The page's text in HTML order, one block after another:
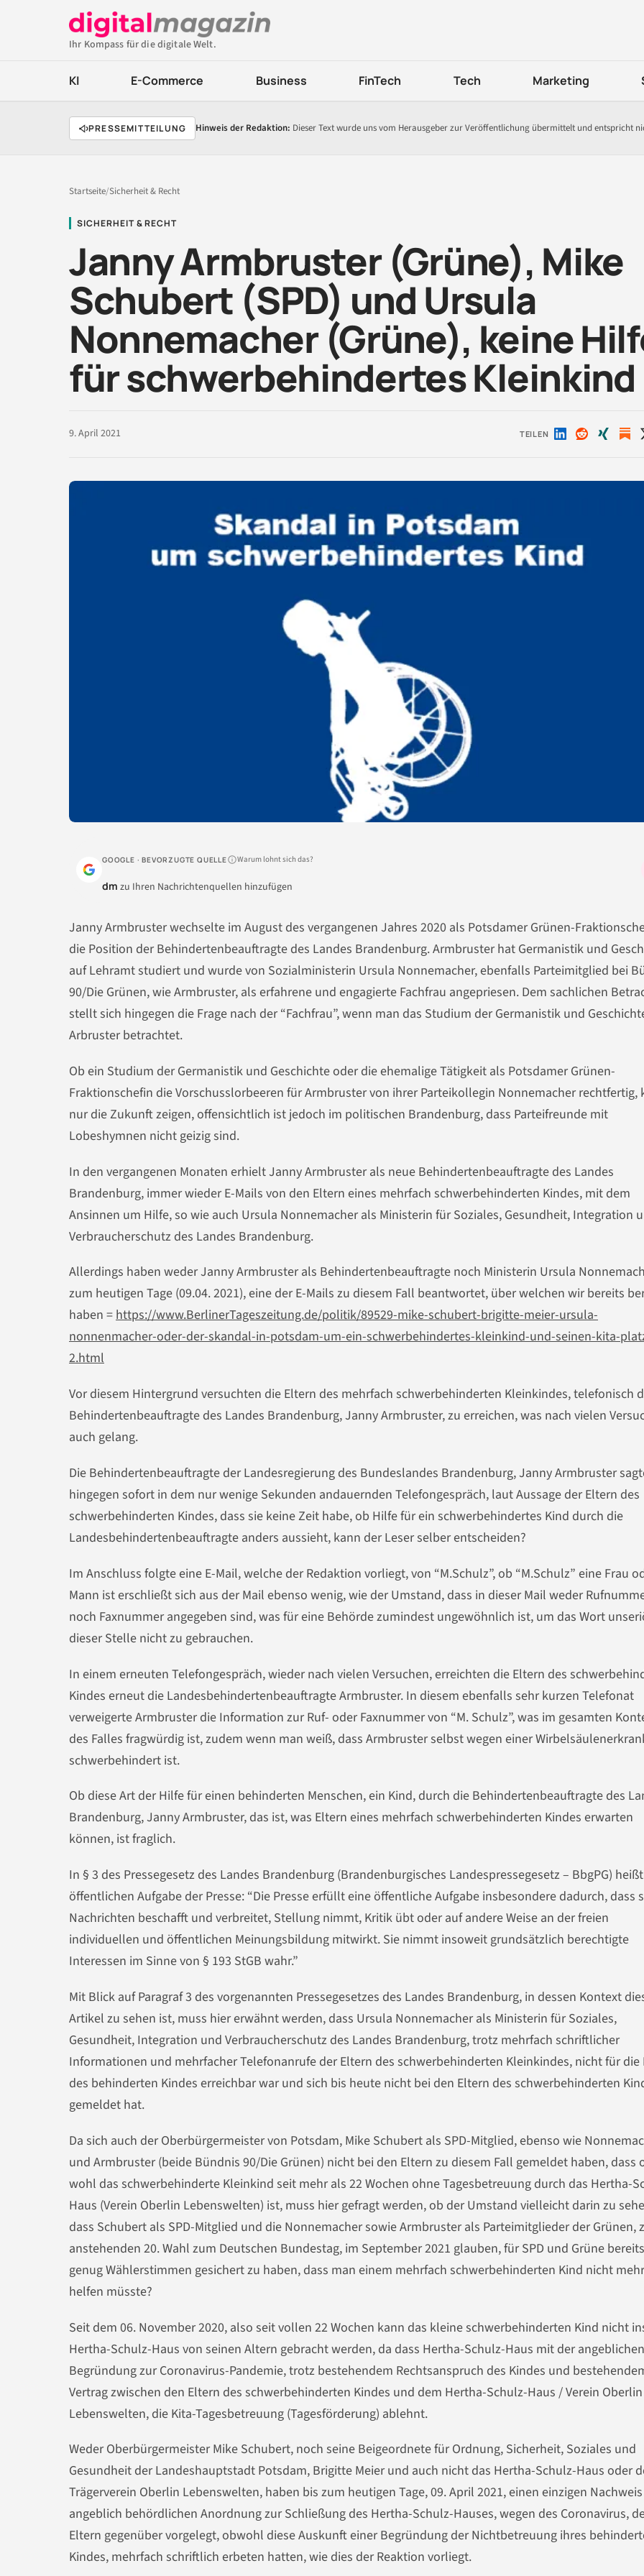
Ihr Kompass für die digitale Welt.
KI E-Commerce Business FinTech Tech Marketing
PRESSEMITTEILUNG Hinweis der Redaktion: Dieser Text wurde uns vom Herausgeber zur Veröffentlichung übermittelt und entspricht
Startseite/Sicherheit & Recht
SICHERHEIT & RECHT
Janny Armbruster (Grüne), Mike
Schubert (SPD) und Ursula
Nonnemacher (Grüne), keine
für schwerbehindertes Kleinkind
9. April 2021 TEILEN Auf Auf Auf
GOOGLE · BEVORZUGTE QUELLE Warum lohnt sich das?
dm zu Ihren Nachrichtenquellen hinzufügen
Janny Armbruster wechselte im August des vergangenen Jahres 2020 als Potsdamer Grünen-
die Position der Behindertenbeauftragte des Landes Brandenburg. Armbruster hat Germanistik und
auf Lehramt studiert und wurde von Sozialministerin Ursula Nonnemacher, ebenfalls Parteimitglied bei
90/Die Grünen, wie Armbruster, als erfahrene und engagierte Fachfrau angepriesen. Dem sachlichen
stellt sich hingegen die Frage nach der “Fachfrau”, wenn man das Studium der Germanistik und
Arbruster betrachtet.
Ob ein Studium der Germanistik und Geschichte oder die ehemalige Tätigkeit als Potsdamer Grünen-
Fraktionschefin die Vorschusslorbeeren für Armbruster von ihrer Parteikollegin Nonnemacher rechtfertig,
nur die Zukunft zeigen, offensichtlich ist jedoch im politischen Brandenburg, dass Parteifreunde mit
Lobeshymnen nicht geizig sind.
In den vergangenen Monaten erhielt Janny Armbruster als neue Behindertenbeauftragte des Landes
Brandenburg, immer wieder E-Mails von den Eltern eines mehrfach schwerbehinderten Kindes, mit dem
Ansinnen um Hilfe, so wie auch Ursula Nonnemacher als Ministerin für Soziales, Gesundheit, Integration
Verbraucherschutz des Landes Brandenburg.
Allerdings haben weder Janny Armbruster als Behindertenbeauftragte noch Ministerin Ursula
zum heutigen Tage (09.04. 2021), eine der E-Mails zu diesem Fall beantwortet, über welchen wir bereits
haben =https://www.BerlinerTageszeitung.de/politik/89529-mike-schubert-brigitte-meier-ursula-
nonnenmacher-oder-der-skandal-in-potsdam-um-ein-schwerbehindertes-kleinkind-und-seinen-kita-
2.html
Vor diesem Hintergrund versuchten die Eltern des mehrfach schwerbehinderten Kleinkindes, telefonisch
Behindertenbeauftragte des Landes Brandenburg, Janny Armbruster, zu erreichen, was nach vielen
auch gelang.
Die Behindertenbeauftragte der Landesregierung des Bundeslandes Brandenburg, Janny Armbruster
hingegen sofort in dem nur wenige Sekunden andauernden Telefongespräch, laut Aussage der Eltern des
schwerbehinderten Kindes, dass sie keine Zeit habe, ob Hilfe für ein schwerbehindertes Kind durch die
Landesbehindertenbeauftragte anders aussieht, kann der Leser selber entscheiden?
Im Anschluss folgte eine E-Mail, welche der Redaktion vorliegt, von “M.Schulz”, ob “M.Schulz” eine Frau
Mann ist erschließt sich aus der Mail ebenso wenig, wie der Umstand, dass in dieser Mail weder
noch Faxnummer angegeben sind, was für eine Behörde zumindest ungewöhnlich ist, um das Wort
dieser Stelle nicht zu gebrauchen.
In einem erneuten Telefongespräch, wieder nach vielen Versuchen, erreichten die Eltern des
Kindes erneut die Landesbehindertenbeauftragte Armbruster. In diesem ebenfalls sehr kurzen Telefonat
verweigerte Armbruster die Information zur Ruf- oder Faxnummer von “M. Schulz”, was im gesamten
des Falles fragwürdig ist, zudem wenn man weiß, dass Armbruster selbst wegen einer
schwerbehindert ist.
Ob diese Art der Hilfe für einen behinderten Menschen, ein Kind, durch die Behindertenbeauftragte des
Brandenburg, Janny Armbruster, das ist, was Eltern eines mehrfach schwerbehinderten Kindes erwarten
können, ist fraglich.
In § 3 des Pressegesetz des Landes Brandenburg (Brandenburgisches Landespressegesetz – BbgPG)
öffentlichen Aufgabe der Presse: “Die Presse erfüllt eine öffentliche Aufgabe insbesondere dadurch, dass
Nachrichten beschafft und verbreitet, Stellung nimmt, Kritik übt oder auf andere Weise an der freien
individuellen und öffentlichen Meinungsbildung mitwirkt. Sie nimmt insoweit grundsätzlich berechtigte
Interessen im Sinne von § 193 StGB wahr.”
Mit Blick auf Paragraf 3 des vorgenannten Pressegesetzes des Landes Brandenburg, in dessen Kontext
Artikel zu sehen ist, muss hier erwähnt werden, dass Ursula Nonnemacher als Ministerin für Soziales,
Gesundheit, Integration und Verbraucherschutz des Landes Brandenburg, trotz mehrfach schriftlicher
Informationen und mehrfacher Telefonanrufe der Eltern des schwerbehinderten Kleinkindes, nicht für die
des behinderten Kindes erreichbar war und sich bis heute nicht bei den Eltern des schwerbehinderten
gemeldet hat.
Da sich auch der Oberbürgermeister von Potsdam, Mike Schubert als SPD-Mitglied, ebenso wie
und Armbruster (beide Bündnis 90/Die Grünen) nicht bei den Eltern zu diesem Fall gemeldet haben, dass
wohl das schwerbehinderte Kleinkind seit mehr als 22 Wochen ohne Tagesbetreuung durch das Hertha-
Haus (Verein Oberlin Lebenswelten) ist, muss hier gefragt werden, ob der Umstand vielleicht darin zu
dass Schubert als SPD-Mitglied und die Nonnemacher sowie Armbruster als Parteimitglieder der Grünen,
anstehenden 20. Wahl zum Deutschen Bundestag, im September 2021 glauben, für SPD und Grüne bereits
genug Wählerstimmen gesichert zu haben, dass man einem mehrfach schwerbehinderten Kind nicht mehr
helfen müsste?
Seit dem 06. November 2020, also seit vollen 22 Wochen kann das kleine schwerbehinderten Kind nicht
Hertha-Schulz-Haus von seinen Altern gebracht werden, da dass Hertha-Schulz-Haus mit der angeblichen
Begründung zur Coronavirus-Pandemie, trotz bestehendem Rechtsanspruch des Kindes und
Vertrag zwischen den Eltern des schwerbehinderten Kindes und dem Hertha-Schulz-Haus / Verein Oberlin
Lebenswelten, die Kita-Tagesbetreuung (Tagesförderung) ablehnt.
Weder Oberbürgermeister Mike Schubert, noch seine Beigeordnete für Ordnung, Sicherheit, Soziales und
Gesundheit der Landeshauptstadt Potsdam, Brigitte Meier und auch nicht das Hertha-Schulz-Haus oder
Trägerverein Oberlin Lebenswelten, haben bis zum heutigen Tage, 09. April 2021, einen einzigen
angeblich behördlichen Anordnung zur Schließung des Hertha-Schulz-Hauses, wegen des Coronavirus,
Eltern gegenüber vorgelegt, obwohl diese Auskunft einer Begründung der Nichtbetreuung ihres
Kindes, mehrfach schriftlich erbeten hatten, wie dies der Reaktion vorliegt.